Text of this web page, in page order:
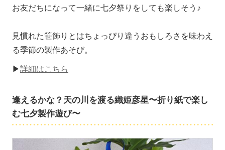
お友だちになって一緒に七夕祭りをしても楽しそう♪
見慣れた笹飾りとはちょっぴり違うおもしろさを味わえ
る季節の製作あそび。
▶詳細はこちら
逢えるかな？天の川を渡る織姫彦星〜折り紙で楽し
む七夕製作遊び〜